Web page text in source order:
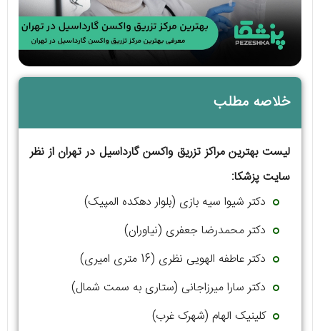
خلاصه مطلب
لیست بهترین مراکز تزریق واکسن گارداسیل در تهران از نظر
سایت پزشکا:
دکتر شیوا سیه بازی (بلوار دهکده المپیک)
دکتر محمدرضا جعفری (نیاوران)
دکتر عاطفه الهویی نظری (16 متری امیری)
دکتر سارا میرزاجانی (ستاری به سمت شمال)
کلینیک الهام (شهرک غرب)